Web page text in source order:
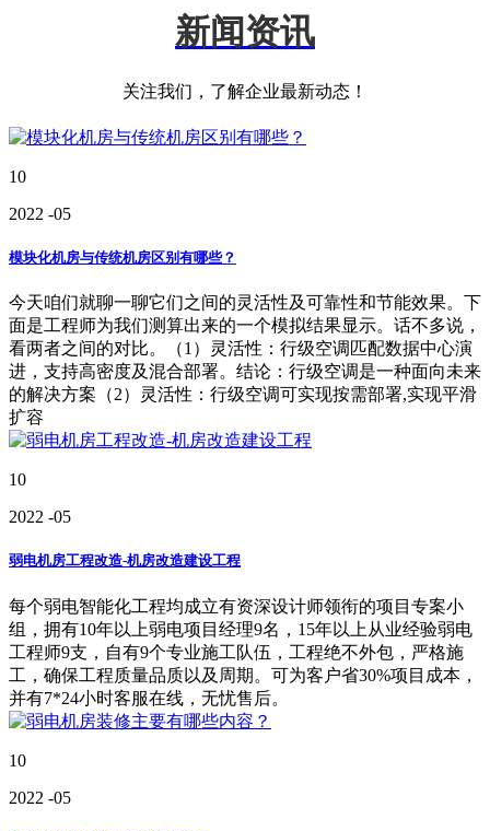
新闻资讯
关注我们，了解企业最新动态！
10
2022 -05
模块化机房与传统机房区别有哪些？
今天咱们就聊一聊它们之间的灵活性及可靠性和节能效果。下
面是工程师为我们测算出来的一个模拟结果显示。话不多说，
看两者之间的对比。（1）灵活性：行级空调匹配数据中心演
进，支持高密度及混合部署。结论：行级空调是一种面向未来
的解决方案（2）灵活性：行级空调可实现按需部署,实现平滑
扩容
10
2022 -05
弱电机房工程改造-机房改造建设工程
每个弱电智能化工程均成立有资深设计师领衔的项目专案小
组，拥有10年以上弱电项目经理9名，15年以上从业经验弱电
工程师9支，自有9个专业施工队伍，工程绝不外包，严格施
工，确保工程质量品质以及周期。可为客户省30%项目成本，
并有7*24小时客服在线，无忧售后。
10
2022 -05